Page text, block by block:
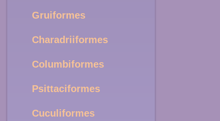
Gruiformes
Charadriiformes
Columbiformes
Psittaciformes
Cuculiformes